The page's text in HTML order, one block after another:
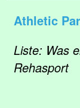
Athletic
Liste: Was
Rehasport